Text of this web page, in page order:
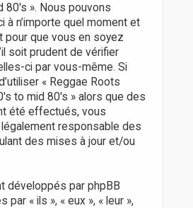
80's ». Nous pouvons
à n’importe quel moment et
pour que vous en soyez
soit prudent de vérifier
ci par vous-même. Si
« Reggae Roots
to mid 80's » alors que des
été effectués, vous
responsable des
des mises à jour et/ou
développés par phpBB
par « ils », « eux », « leur »,